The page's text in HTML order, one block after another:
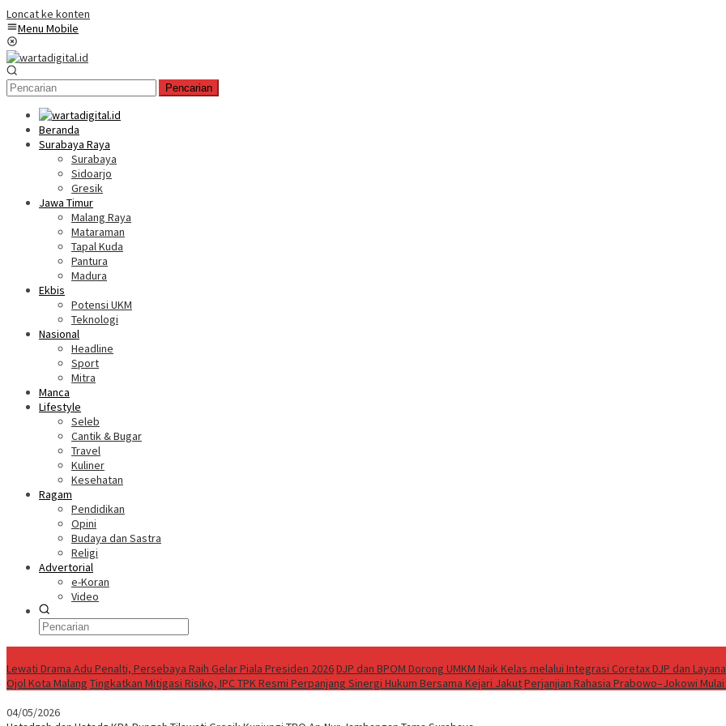
Loncat ke konten
Menu Mobile
Pencarian
Beranda
Surabaya Raya
Surabaya
Sidoarjo
Gresik
Jawa Timur
Malang Raya
Mataraman
Tapal Kuda
Pantura
Madura
Ekbis
Potensi UKM
Teknologi
Nasional
Headline
Sport
Mitra
Manca
Lifestyle
Seleb
Cantik & Bugar
Travel
Kuliner
Kesehatan
Ragam
Pendidikan
Opini
Budaya dan Sastra
Religi
Advertorial
e-Koran
Video
Lewati Drama Adu Penalti, Persebaya Raih Gelar Piala Presiden 2026DJP dan BPOM Dorong UMKM Naik Kelas melalui Integrasi Coretax DJP dan
Ojol Kota Malang Tingkatkan Mitigasi Risiko, IPC TPK Resmi Perpanjang Sinergi Hukum Bersama Kejari JakutPerjanjian Rahasia Prabowo–Jokowi
04/05/2026